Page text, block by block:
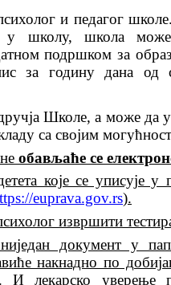
и педагог
у школу, школа
подршком за
за годину дана
Школе, а може да
са својим
обављаће се
које се уписује
euprava.gov.rs).
извршити
документ у
накнадно по
И лекарско